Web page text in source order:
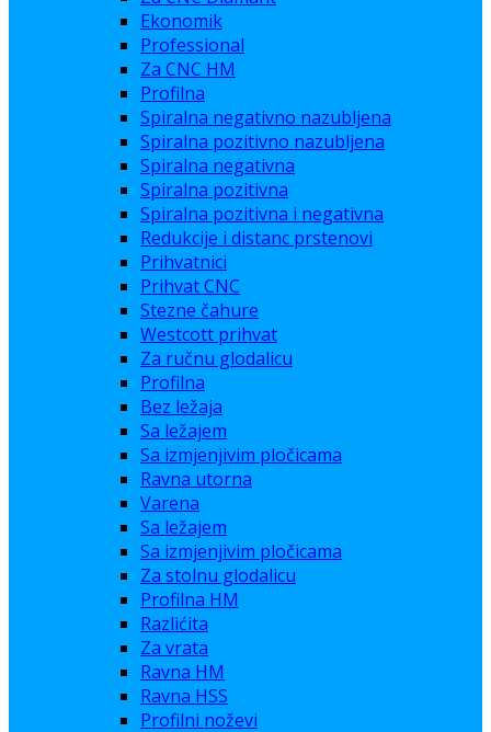
Ekonomik
Professional
Za CNC HM
Profilna
Spiralna negativno nazubljena
Spiralna pozitivno nazubljena
Spiralna negativna
Spiralna pozitivna
Spiralna pozitivna i negativna
Redukcije i distanc prstenovi
Prihvatnici
Prihvat CNC
Stezne čahure
Westcott prihvat
Za ručnu glodalicu
Profilna
Bez ležaja
Sa ležajem
Sa izmjenjivim pločicama
Ravna utorna
Varena
Sa ležajem
Sa izmjenjivim pločicama
Za stolnu glodalicu
Profilna HM
Razlićita
Za vrata
Ravna HM
Ravna HSS
Profilni noževi